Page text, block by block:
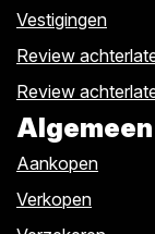
Vestigingen
Review
Review
Algemeen
Aankopen
Verkopen